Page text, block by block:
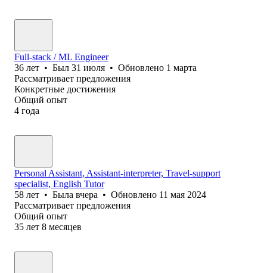
Full-stack / ML Engineer
36 лет • Был 31 июля • Обновлено 1 марта
Рассматривает предложения
Конкретные достижения
Общий опыт
4 года
Personal Assistant, Assistant-interpreter, Travel-support
specialist, English Tutor
58 лет • Была вчера • Обновлено 11 мая 2024
Рассматривает предложения
Общий опыт
35 лет 8 месяцев